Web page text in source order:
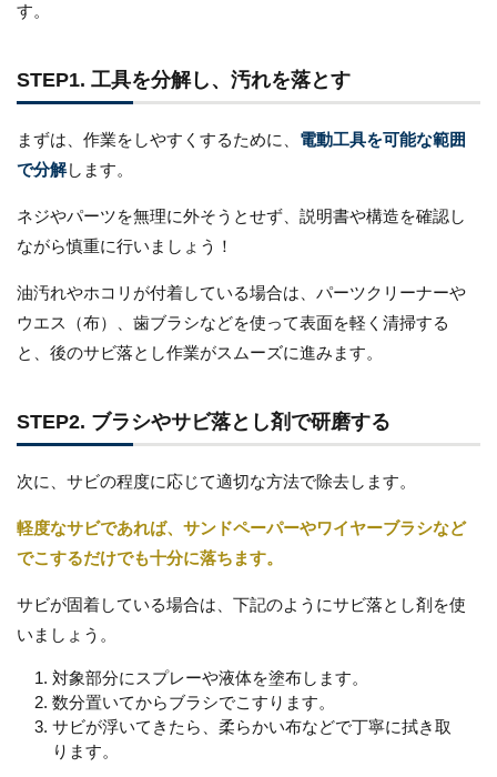
す。
STEP1. 工具を分解し、汚れを落とす
まずは、作業をしやすくするために、 電動工具を可能な範囲
で分解します。
ネジやパーツを無理に外そうとせず、説明書や構造を確認し
ながら慎重に行いましょう！
油汚れやホコリが付着している場合は、パーツクリーナーや
ウエス（布）、歯ブラシなどを使って表面を軽く清掃する
と、後のサビ落とし作業がスムーズに進みます。
STEP2. ブラシやサビ落とし剤で研磨する
次に、サビの程度に応じて適切な方法で除去します。
軽度なサビであれば、サンドペーパーやワイヤーブラシなど
でこするだけでも十分に落ちます。
サビが固着している場合は、下記のようにサビ落とし剤を使
いましょう。
対象部分にスプレーや液体を塗布します。
数分置いてからブラシでこすります。
サビが浮いてきたら、柔らかい布などで丁寧に拭き取
ります。